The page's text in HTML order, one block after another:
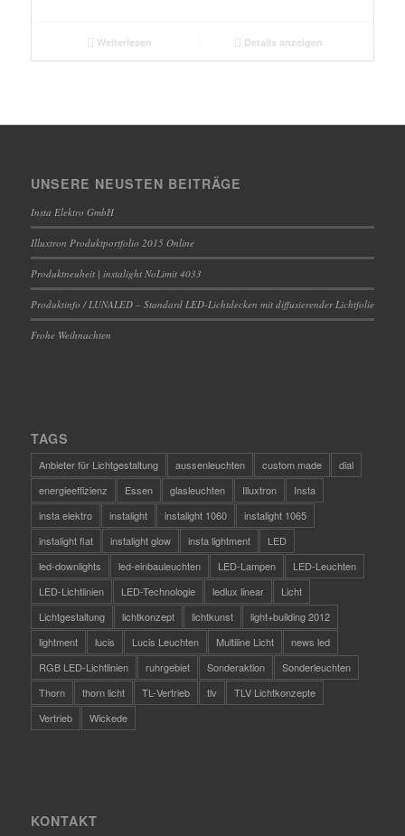
Weiterlesen Details anzeigen
UNSERE NEUSTEN BEITRÄGE
Insta Elektro GmbH
Illuxtron Produktportfolio 2015 Online
Produktneuheit | instalight NoLimit 4033
Produktinfo / LUNALED – Standard LED-Lichtdecken mit diffusierender Lichtfolie
Frohe Weihnachten
TAGS
Anbieter für Lichtgestaltung aussenleuchten custom made
dial
energieeffizienz
Essen glasleuchten Illuxtron
Insta
insta elektro
instalight instalight 1060
instalight 1065
instalight flat
instalight glow insta lightment
LED
led-downlights
led-einbauleuchten LED-Lampen
LED-Leuchten
LED-Lichtlinien
LED-Technologie ledlux linear
Licht
Lichtgestaltung
lichtkonzept lichtkunst
light+building 2012
lightment
lucis Lucis Leuchten Multiline Licht
news led
RGB LED-Lichtlinien
ruhrgebiet Sonderaktion
Sonderleuchten
Thorn
thorn licht TL-Vertrieb tlv
TLV Lichtkonzepte
Vertrieb
Wickede
KONTAKT